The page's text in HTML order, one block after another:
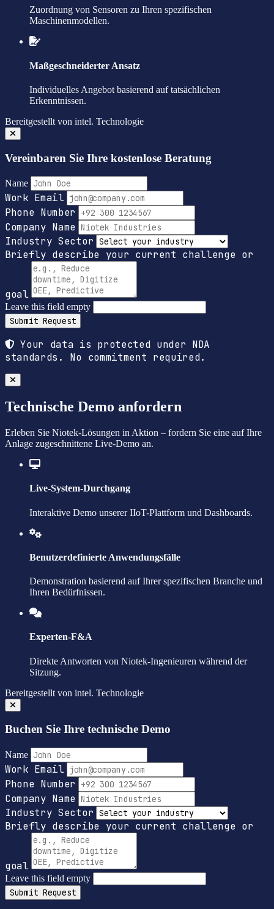
Zuordnung von Sensoren zu Ihren spezifischen
Maschinenmodellen.
Maßgeschneiderter Ansatz
Individuelles Angebot basierend auf tatsächlichen
Erkenntnissen.
Bereitgestellt von intel. Technologie
Vereinbaren Sie Ihre kostenlose Beratung
Name
Work Email
Phone Number
Company Name
Industry Sector
Briefly describe your current challenge or
goal
Leave this field empty
Submit Request
Your data is protected under NDA
standards. No commitment required.
Technische Demo anfordern
Erleben Sie Niotek-Lösungen in Aktion – fordern Sie eine auf Ihre
Anlage zugeschnittene Live-Demo an.
Live-System-Durchgang
Interaktive Demo unserer IIoT-Plattform und Dashboards.
Benutzerdefinierte Anwendungsfälle
Demonstration basierend auf Ihrer spezifischen Branche und
Ihren Bedürfnissen.
Experten-F&A
Direkte Antworten von Niotek-Ingenieuren während der
Sitzung.
Bereitgestellt von intel. Technologie
Buchen Sie Ihre technische Demo
Name
Work Email
Phone Number
Company Name
Industry Sector
Briefly describe your current challenge or
goal
Leave this field empty
Submit Request